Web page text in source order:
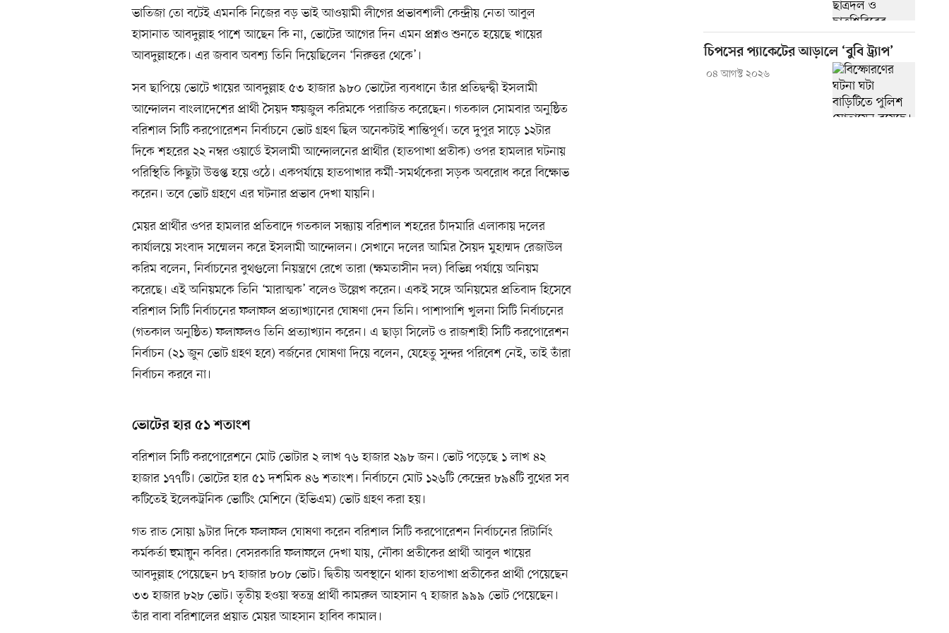
ভাতিজা তো বটেই এমনকি নিজের বড় ভাই আওয়ামী লীগের প্রভাবশালী কেন্দ্রীয় নেতা আবুল
হাসানাত আবদুল্লাহ পাশে আছেন কি না, ভোটের আগের দিন এমন প্রশ্নও শুনতে হয়েছে খায়ের
আবদুল্লাহকে। এর জবাব অবশ্য তিনি দিয়েছিলেন ‘নিরুত্তর থেকে’।
সব ছাপিয়ে ভোটে খায়ের আবদুল্লাহ ৫৩ হাজার ৯৮০ ভোটের ব্যবধানে তাঁর প্রতিদ্বন্দ্বী ইসলামী
আন্দোলন বাংলাদেশের প্রার্থী সৈয়দ ফয়জুল করিমকে পরাজিত করেছেন। গতকাল সোমবার অনুষ্ঠিত
বরিশাল সিটি করপোরেশন নির্বাচনে ভোট গ্রহণ ছিল অনেকটাই শান্তিপূর্ণ। তবে দুপুর সাড়ে ১২টার
দিকে শহরের ২২ নম্বর ওয়ার্ডে ইসলামী আন্দোলনের প্রার্থীর (হাতপাখা প্রতীক) ওপর হামলার ঘটনায়
পরিস্থিতি কিছুটা উত্তপ্ত হয়ে ওঠে। একপর্যায়ে হাতপাখার কর্মী-সমর্থকেরা সড়ক অবরোধ করে বিক্ষোভ
করেন। তবে ভোট গ্রহণে এর ঘটনার প্রভাব দেখা যায়নি।
মেয়র প্রার্থীর ওপর হামলার প্রতিবাদে গতকাল সন্ধ্যায় বরিশাল শহরের চাঁদমারি এলাকায় দলের
কার্যালয়ে সংবাদ সম্মেলন করে ইসলামী আন্দোলন। সেখানে দলের আমির সৈয়দ মুহাম্মদ রেজাউল
করিম বলেন, নির্বাচনের বুথগুলো নিয়ন্ত্রণে রেখে তারা (ক্ষমতাসীন দল) বিভিন্ন পর্যায়ে অনিয়ম
করেছে। এই অনিয়মকে তিনি ‘মারাত্মক’ বলেও উল্লেখ করেন। একই সঙ্গে অনিয়মের প্রতিবাদ হিসেবে
বরিশাল সিটি নির্বাচনের ফলাফল প্রত্যাখ্যানের ঘোষণা দেন তিনি। পাশাপাশি খুলনা সিটি নির্বাচনের
(গতকাল অনুষ্ঠিত) ফলাফলও তিনি প্রত্যাখ্যান করেন। এ ছাড়া সিলেট ও রাজশাহী সিটি করপোরেশন
নির্বাচন (২১ জুন ভোট গ্রহণ হবে) বর্জনের ঘোষণা দিয়ে বলেন, যেহেতু সুন্দর পরিবেশ নেই, তাই তাঁরা
নির্বাচন করবে না।
ভোটের হার ৫১ শতাংশ
বরিশাল সিটি করপোরেশনে মোট ভোটার ২ লাখ ৭৬ হাজার ২৯৮ জন। ভোট পড়েছে ১ লাখ ৪২
হাজার ১৭৭টি। ভোটের হার ৫১ দশমিক ৪৬ শতাংশ। নির্বাচনে মোট ১২৬টি কেন্দ্রের ৮৯৪টি বুথের সব
কটিতেই ইলেকট্রনিক ভোটিং মেশিনে (ইভিএম) ভোট গ্রহণ করা হয়।
গত রাত সোয়া ৯টার দিকে ফলাফল ঘোষণা করেন বরিশাল সিটি করপোরেশন নির্বাচনের রিটার্নিং
কর্মকর্তা হুমায়ুন কবির। বেসরকারি ফলাফলে দেখা যায়, নৌকা প্রতীকের প্রার্থী আবুল খায়ের
আবদুল্লাহ পেয়েছেন ৮৭ হাজার ৮০৮ ভোট। দ্বিতীয় অবস্থানে থাকা হাতপাখা প্রতীকের প্রার্থী পেয়েছেন
৩৩ হাজার ৮২৮ ভোট। তৃতীয় হওয়া স্বতন্ত্র প্রার্থী কামরুল আহসান ৭ হাজার ৯৯৯ ভোট পেয়েছেন।
তাঁর বাবা বরিশালের প্রয়াত মেয়র আহসান হাবিব কামাল।
চিপসের প্যাকেটের আড়ালে ‘বুবি ট্র্যাপ’
০৪ আগস্ট ২০২৬